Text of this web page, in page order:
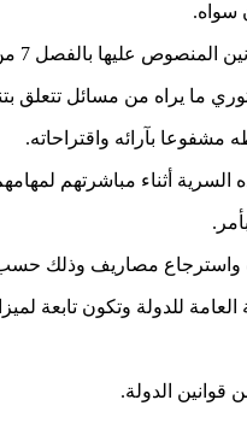
سواه.
مرفوقة بنسخة من رأي المجلس الدستوري.
ما يراه من مسائل تتعلق
بآرائه واقتراحاته.
أثناء مباشرتهم لمهامهم
مصاريف وذلك حسب
للدولة وتكون تابعة
قوانين الدولة.